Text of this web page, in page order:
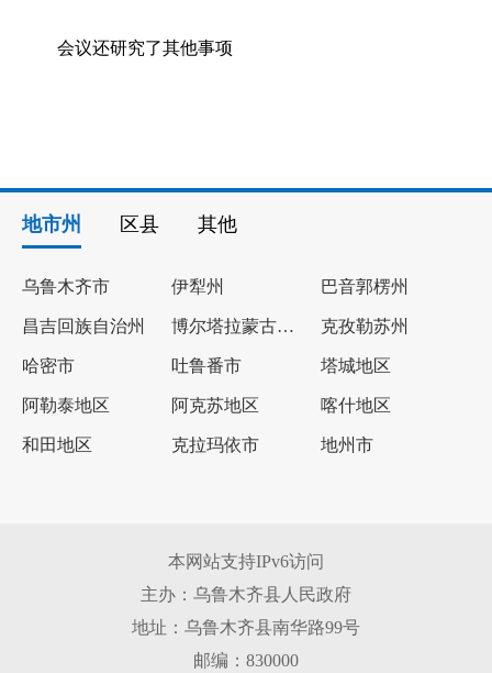
会议还研究了其他事项
地市州 区县 其他
乌鲁木齐市 伊犁州 巴音郭楞州
昌吉回族自治州 博尔塔拉蒙古自治州 克孜勒苏州
哈密市 吐鲁番市 塔城地区
阿勒泰地区 阿克苏地区 喀什地区
和田地区 克拉玛依市 地州市
本网站支持IPv6访问
主办：乌鲁木齐县人民政府
地址：乌鲁木齐县南华路99号
邮编：830000